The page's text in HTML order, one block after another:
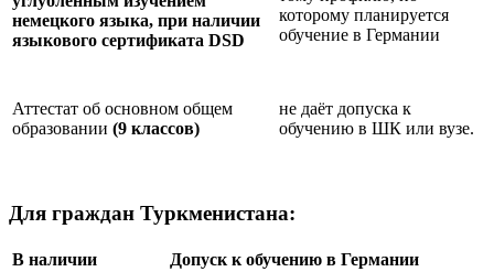
которому планируется
обучение в Германии
немецкого языка, при наличии
языкового сертификата DSD
Аттестат об основном общем
образовании (9 классов)
не даёт допуска к
обучению в ШК или вузе.
Для граждан Туркменистана:
В наличии Допуск к обучению в Германии